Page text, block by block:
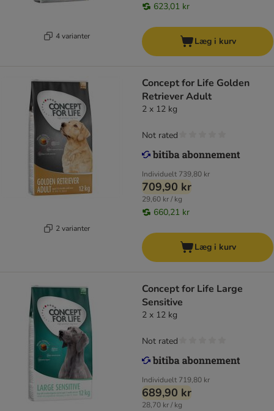
4 varianter
623,01 kr
Læg i kurv
2 varianter
Concept for Life Golden
Retriever Adult
2 x 12 kg
Individuelt 739,80 kr
709,90 kr
29,60 kr / kg
660,21 kr
Not rated
Læg i kurv
Concept for Life Large
Sensitive
2 x 12 kg
Individuelt 719,80 kr
689,90 kr
28,70 kr / kg
Not rated